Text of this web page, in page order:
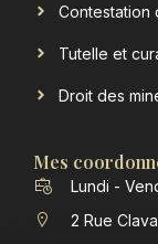
Contestation
Tutelle et
Droit des
Mes
Lundi -
2 Rue